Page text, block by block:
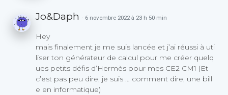
Jo&Daph · 6 novembre 2022 à 23 h 50 min
Hey
mais finalement je me suis lancée et j’ai réussi à uti
liser ton générateur de calcul pour me créer quelq
ues petits défis d’Hermès pour mes CE2 CM1 (Et
c’est pas peu dire, je suis … comment dire, une bill
e en informatique)